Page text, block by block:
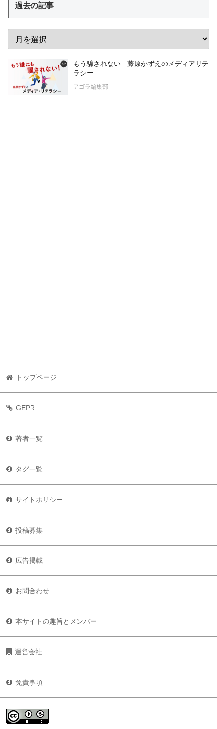
過去の記事
もう騙されない 藤原かずえのメディアリテ
ラシー
アゴラ編集部
トップページ
GEPR
著者一覧
タグ一覧
サイトポリシー
投稿募集
広告掲載
お問合わせ
本サイトの趣旨とメンバー
運営会社
免責事項